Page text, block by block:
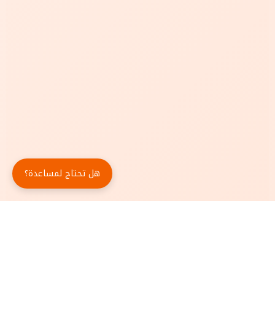
هل تحتاج لمساعدة؟